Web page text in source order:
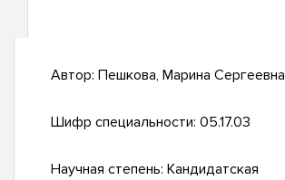
Автор: Пешкова, Марина Сергеевна
Шифр специальности: 05.17.03
Научная степень: Кандидатская